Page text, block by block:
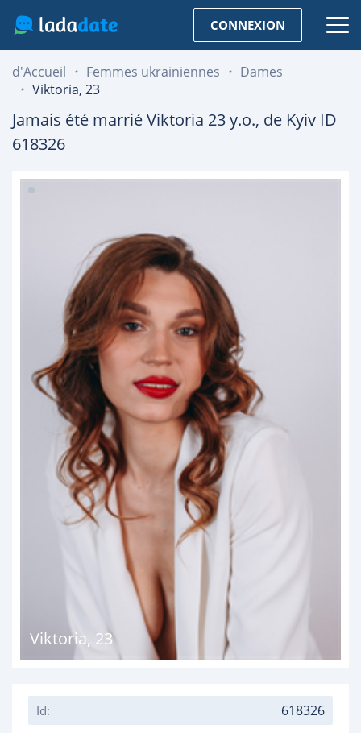
CONNEXION
d'Accueil Femmes ukrainiennes
Dames
Viktoria, 23
Jamais été marriéViktoria 23y.o., de Kyiv ID
618326
Viktoria, 23
Id: 618326